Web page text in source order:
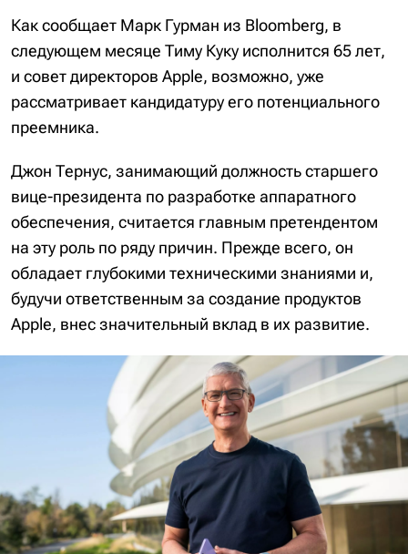
Как сообщает Марк Гурман из Bloomberg, в
следующем месяце Тиму Куку исполнится 65 лет,
и совет директоров Apple, возможно, уже
рассматривает кандидатуру его потенциального
преемника.
Джон Тернус, занимающий должность старшего
вице-президента по разработке аппаратного
обеспечения, считается главным претендентом
на эту роль по ряду причин. Прежде всего, он
обладает глубокими техническими знаниями и,
будучи ответственным за создание продуктов
Apple, внес значительный вклад в их развитие.